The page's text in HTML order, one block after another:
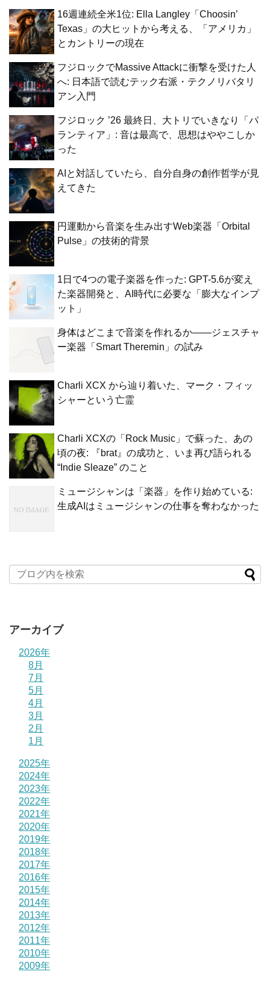
16週連続全米1位: Ella Langley「Choosin’
Texas」の大ヒットから考える、「アメリカ」
とカントリーの現在
フジロックでMassive Attackに衝撃を受けた人
へ: 日本語で読むテック右派・テクノリバタリ
アン入門
フジロック ’26 最終日、大トリでいきなり「パ
ランティア」: 音は最高で、思想はややこしか
った
AIと対話していたら、自分自身の創作哲学が見
えてきた
円運動から音楽を生み出すWeb楽器「Orbital
Pulse」の技術的背景
1日で4つの電子楽器を作った: GPT-5.6が変え
た楽器開発と、AI時代に必要な「膨大なインプ
ット」
身体はどこまで音楽を作れるか——ジェスチャ
ー楽器「Smart Theremin」の試み
Charli XCX から辿り着いた、マーク・フィッ
シャーという亡霊
Charli XCXの「Rock Music」で蘇った、あの
頃の夜: 『brat』の成功と、いま再び語られる
“Indie Sleaze” のこと
ミュージシャンは「楽器」を作り始めている:
生成AIはミュージシャンの仕事を奪わなかった
アーカイブ
2026年
8月
7月
5月
4月
3月
2月
1月
2025年
2024年
2023年
2022年
2021年
2020年
2019年
2018年
2017年
2016年
2015年
2014年
2013年
2012年
2011年
2010年
2009年